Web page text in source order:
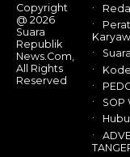
Copyright
@ 2026
Suara
Republik
News.Com,
All Rights
Reserved
SOP